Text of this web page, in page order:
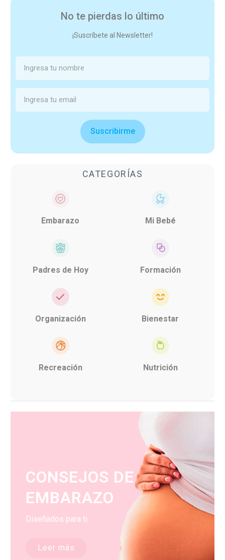
No te pierdas lo último
¡Suscríbete al Newsletter!
Suscribirme
CATEGORÍAS
Embarazo Mi Bebé
Padres de Hoy Formación
Organización Bienestar
Recreación Nutrición
CONSEJOS DE
EMBARAZO
Diseñados para ti
Leer más